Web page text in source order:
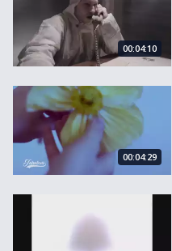
00:04:10
Trigger de AEIOU
00:04:29